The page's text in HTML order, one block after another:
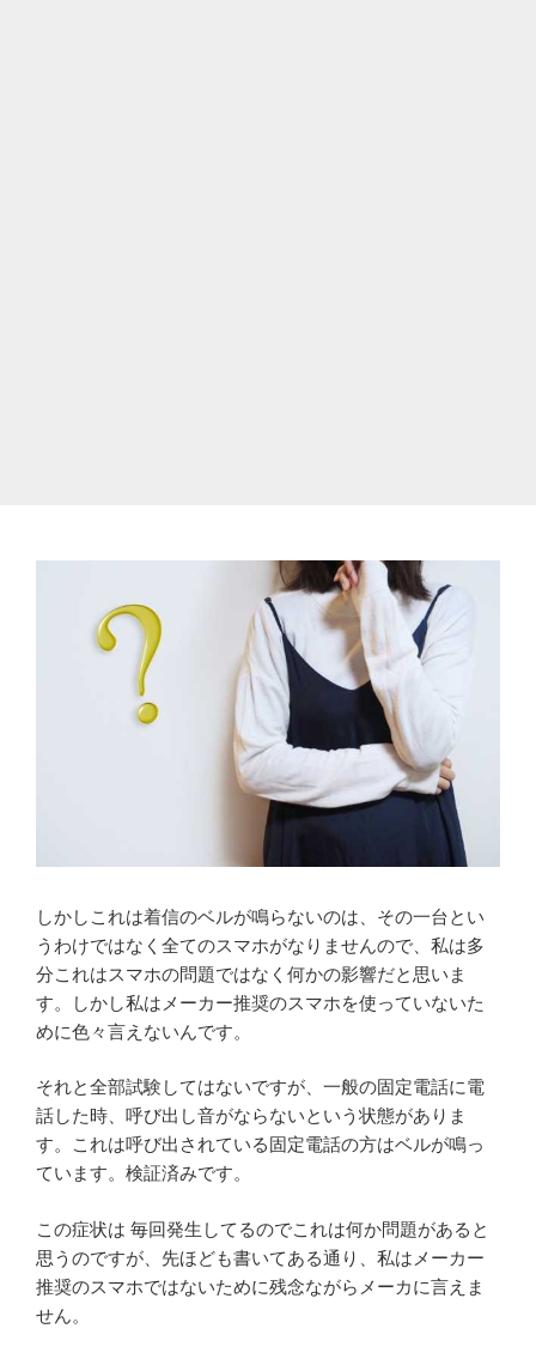
しかしこれは着信のベルが鳴らないのは、その一台とい
うわけではなく全てのスマホがなりませんので、私は多
分これはスマホの問題ではなく何かの影響だと思いま
す。しかし私はメーカー推奨のスマホを使っていないた
めに色々言えないんです。
それと全部試験してはないですが、一般の固定電話に電
話した時、呼び出し音がならないという状態がありま
す。これは呼び出されている固定電話の方はベルが鳴っ
ています。検証済みです。
この症状は 毎回発生してるのでこれは何か問題があると
思うのですが、先ほども書いてある通り、私はメーカー
推奨のスマホではないために残念ながらメーカに言えま
せん。